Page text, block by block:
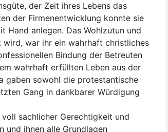
der Zeit ihres Lebens das
der Firmenentwicklung konnte sie
anlegen. Das Wohlzutun und
war ihr ein wahrhaft christliches
Bindung der Betreuten
wahrhaft erfüllten Leben aus der
gaben sowohl die protestantische
Gang in dankbarer Würdigung
sachlicher Gerechtigkeit und
und ihnen alle Grundlagen